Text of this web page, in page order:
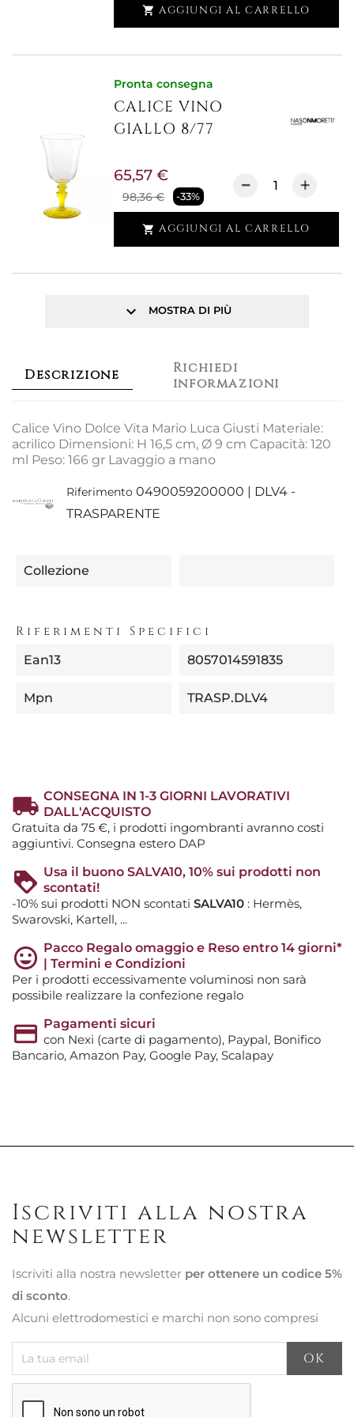
 AGGIUNGI AL CARRELLO
Pronta consegna
CALICE VINO
GIALLO 8/77
98,36 € -33%
65,57 €
 AGGIUNGI AL CARRELLO
keyboard_arrow_down MOSTRA DI PIÙ
Descrizione
Richiedi
informazioni
Calice Vino Dolce Vita Mario Luca Giusti Materiale:
acrilico Dimensioni: H 16,5 cm, Ø 9 cm Capacità: 120
ml Peso: 166 gr Lavaggio a mano
Riferimento 0490059200000 | DLV4 -
TRASPARENTE
Collezione
Riferimenti Specifici
Ean13 8057014591835
Mpn TRASP.DLV4
CONSEGNA IN 1-3 GIORNI LAVORATIVI
DALL'ACQUISTO
Gratuita da 75 €, i prodotti ingombranti avranno costi
aggiuntivi. Consegna estero DAP
Usa il buono SALVA10, 10% sui prodotti non
scontati!
-10% sui prodotti NON scontati SALVA10 : Hermès,
Swarovski, Kartell, ...
Pacco Regalo omaggio e Reso entro 14 giorni*
| Termini e Condizioni
Per i prodotti eccessivamente voluminosi non sarà
possibile realizzare la confezione regalo
Pagamenti sicuri
con Nexi (carte di pagamento), Paypal, Bonifico
Bancario, Amazon Pay, Google Pay, Scalapay
Iscriviti alla nostra
newsletter
Iscriviti alla nostra newsletter per ottenere un codice 5%
di sconto.
Alcuni elettrodomestici e marchi non sono compresi